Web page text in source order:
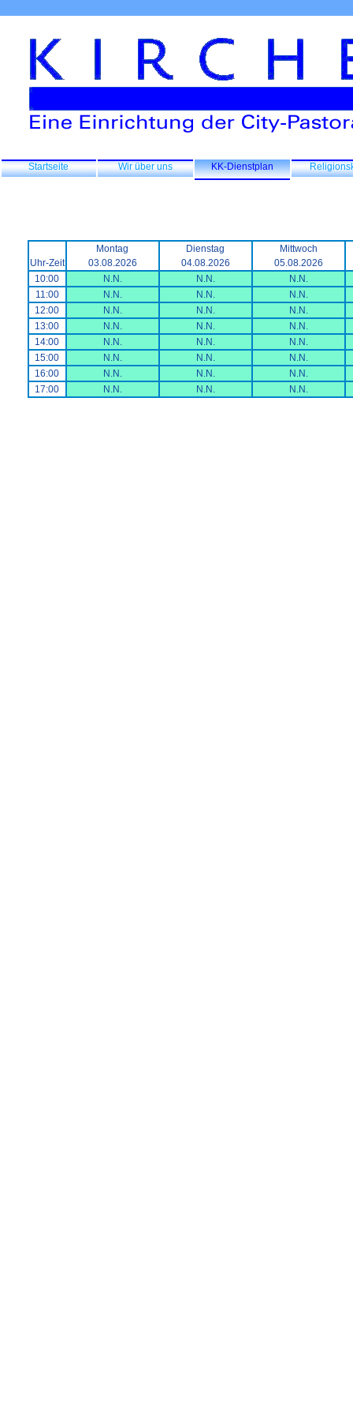
Startseite Wir über uns KK-Dienstplan
Uhr-Zeit
Montag
03.08.2026
Dienstag
04.08.2026
Mittwoch
05.08.2026
10:00
N.N. N.N.
N.N.
11:00
N.N. N.N.
N.N.
12:00
N.N. N.N.
N.N.
13:00
N.N. N.N.
N.N.
14:00
N.N. N.N.
N.N.
15:00
N.N. N.N.
N.N.
16:00
N.N. N.N.
N.N.
17:00
N.N. N.N. N.N.